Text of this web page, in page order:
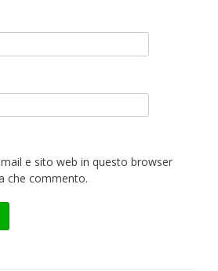
e sito web in questo browser
che commento.